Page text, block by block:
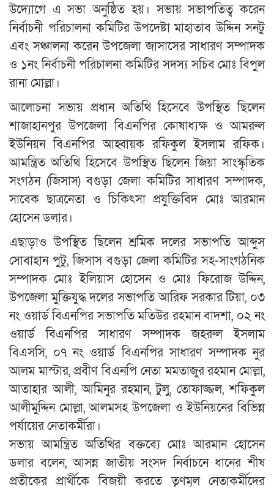
উদ্যোগে এ সভা অনুষ্ঠিত হয়। সভায় সভাপতিত্ব করেন
নির্বাচনী পরিচালনা কমিটির উপদেষ্টা মাহাতাব উদ্দিন সনটু
এবং সঞ্চালনা করেন উপজেলা জাসাসের সাধারণ সম্পাদক
ও ১নং নির্বাচনী পরিচালনা কমিটির সদস্য সচিব মোঃ বিপুল
রানা মোল্লা।
আলোচনা সভায় প্রধান অতিথি হিসেবে উপস্থিত ছিলেন
শাজাহানপুর উপজেলা বিএনপির কোষাধ্যক্ষ ও আমরুল
ইউনিয়ন বিএনপির আহ্বায়ক রফিকুল ইসলাম রফিক।
আমন্ত্রিত অতিথি হিসেবে উপস্থিত ছিলেন জিয়া সাংস্কৃতিক
সংগঠন (জিসাস) বগুড়া জেলা কমিটির সাধারণ সম্পাদক,
সাবেক ছাত্রনেতা ও চিকিৎসা প্রযুক্তিবিদ মোঃ আরমান
হোসেন ডলার।
এছাড়াও উপস্থিত ছিলেন শ্রমিক দলের সভাপতি আব্দুস
সোবাহান পুটু, জিসাস বগুড়া জেলা কমিটির সহ-সাংগঠনিক
সম্পাদক মোঃ ইলিয়াস হোসেন ও মোঃ ফিরোজ উদ্দিন,
উপজেলা মুক্তিযুদ্ধ দলের সভাপতি আরিফ সরকার টিয়া, ০৩
নং ওয়ার্ড বিএনপির সভাপতি মতিউর রহমান বাদশা, ০২ নং
ওয়ার্ড বিএনপির সাধারণ সম্পাদক জহরুল ইসলাম
বিএসসি, ০৭ নং ওয়ার্ড বিএনপির সাধারণ সম্পাদক নুর
আলম মাস্টার, প্রবীণ বিএনপি নেতা মমতাজুর রহমান মোল্লা,
আতাহার আলী, আমিনুর রহমান, টুলু, তোফাজ্জল, শফিকুল
আলীমুদ্দিন মোল্লা, আলমসহ উপজেলা ও ইউনিয়নের বিভিন্ন
পর্যায়ের নেতাকর্মীরা।
সভায় আমন্ত্রিত অতিথির বক্তব্যে মোঃ আরমান হোসেন
ডলার বলেন, আসন্ন জাতীয় সংসদ নির্বাচনে ধানের শীষ
প্রতীকের প্রার্থীকে বিজয়ী করতে তৃণমূল নেতাকর্মীদের